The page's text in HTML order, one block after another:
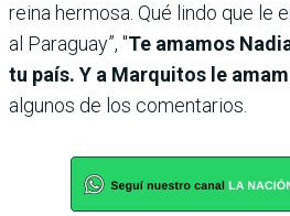
reina hermosa. Qué lindo que le
al Paraguay”, "Te amamos
tu país. Y a Marquitos le
algunos de los comentarios.